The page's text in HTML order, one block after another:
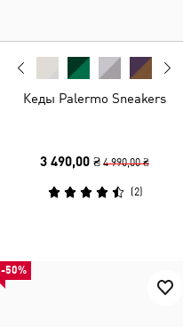
Кеды Palermo Sneakers
3 490,00 ₴ 4 990,00 ₴
(2)
-50%